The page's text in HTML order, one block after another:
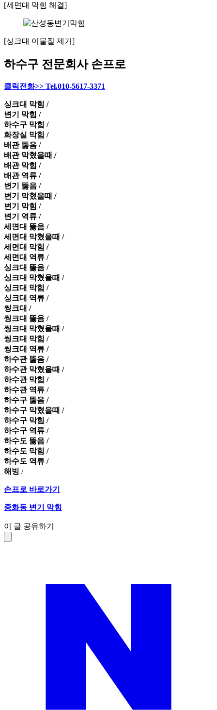
[세면대 막힘 해결]
[싱크대 이물질 제거]
하수구 전문회사 손프로
클릭전화>> Tel.010-5617-3371
싱크대 막힘 /
변기 막힘 /
하수구 막힘 /
화장실 막힘 /
배관 뚫음 /
배관 막혔을때 /
배관 막힘 /
배관 역류 /
변기 뚫음 /
변기 막혔을때 /
변기 막힘 /
변기 역류 /
세면대 뚫음 /
세면대 막혔을때 /
세면대 막힘 /
세면대 역류 /
싱크대 뚫음 /
싱크대 막혔을때 /
싱크대 막힘 /
싱크대 역류 /
씽크대 /
씽크대 뚫음 /
씽크대 막혔을때 /
씽크대 막힘 /
씽크대 역류 /
하수관 뚫음 /
하수관 막혔을때 /
하수관 막힘 /
하수관 역류 /
하수구 뚫음 /
하수구 막혔을때 /
하수구 막힘 /
하수구 역류 /
하수도 뚫음 /
하수도 막힘 /
하수도 역류 /
해빙 /
손프로 바로가기
중화동 변기 막힘
이 글 공유하기